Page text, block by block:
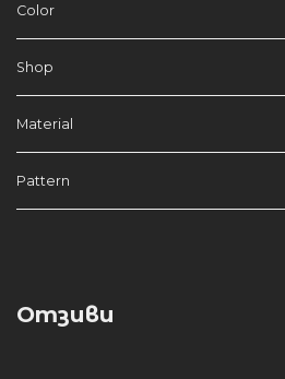
Color
Shop
Material
Pattern
Отзиви